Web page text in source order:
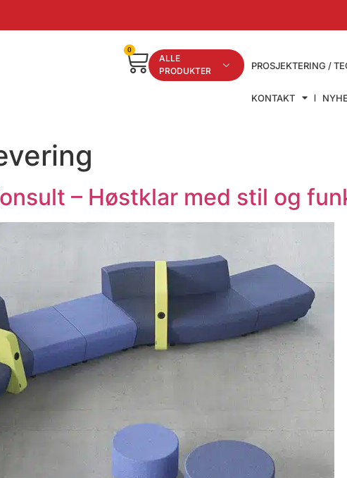
ALLE
PRODUKTER
PROSJEKTERING /
KONTAKT
0
– Høstklar med stil og